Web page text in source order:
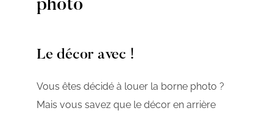
photo
Le décor avec !
Vous êtes décidé à louer la borne photo ?
Mais vous savez que le décor en arrière